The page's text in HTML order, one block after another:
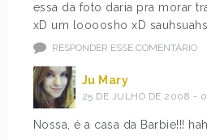
essa da foto daria pra morar
xD um loooosho xD
RESPONDER ESSE COMENTÁRIO
Ju Mary
25 DE JULHO DE 2008 -
Nossa, é a casa da Barbie!!!